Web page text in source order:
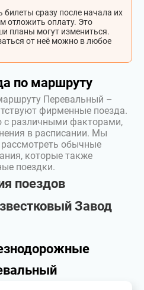
сразу после начала их
отложить оплату. Это
планы могут измениться.
от неё можно в любое
по маршруту
Перевальный –
фирменные поезда.
с различными факторами,
в расписании. Мы
обычные
которые также
поездки.
поездов
Завод